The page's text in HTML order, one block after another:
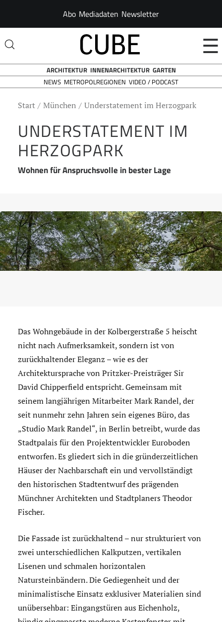
Abo Mediadaten Newsletter
☰
ARCHITEKTUR INNENARCHITEKTUR GARTEN
NEWS METROPOLREGIONEN VIDEO / PODCAST
Start München Understatement im Herzogpark
UNDERSTATEMENT IM
HERZOGPARK
Wohnen für Anspruchsvolle in bester Lage
Das Wohngebäude in der Kolbergerstraße 5 heischt
nicht nach Aufmerksamkeit, sondern ist von
zurückhaltender Eleganz – wie es der
Architektursprache von Pritzker-Preisträger Sir
David Chipperfield entspricht. Gemeinsam mit
seinem langjährigen Mitarbeiter Mark Randel, der
seit nunmehr zehn Jahren sein eigenes Büro, das
„Studio Mark Randel“, in Berlin betreibt, wurde das
Stadtpalais für den Projektentwickler Euroboden
entworfen. Es gliedert sich in die gründerzeitlichen
Häuser der Nachbarschaft ein und vervollständigt
den historischen Stadtentwurf des prägenden
Münchner Architekten und Stadtplaners Theodor
Fischer.
Die Fassade ist zurückhaltend – nur strukturiert von
zwei unterschiedlichen Kalkputzen, vertikalen
Lisenen und schmalen horizontalen
Natursteinbändern. Die Gediegenheit und der
minimalistische Einsatz exklusiver Materialien sind
unübersehbar: Eingangstüren aus Eichenholz,